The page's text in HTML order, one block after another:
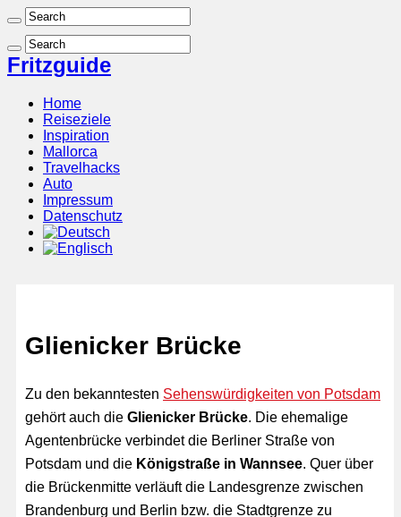
Fritzguide
Home
Reiseziele
Inspiration
Mallorca
Travelhacks
Auto
Impressum
Datenschutz
Glienicker Brücke
Zu den bekanntesten Sehenswürdigkeiten von Potsdam
gehört auch die Glienicker Brücke. Die ehemalige
Agentenbrücke verbindet die Berliner Straße von
Potsdam und die Königstraße in Wannsee. Quer über
die Brückenmitte verläuft die Landesgrenze zwischen
Brandenburg und Berlin bzw. die Stadtgrenze zu